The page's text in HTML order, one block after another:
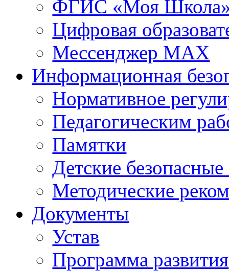
ФГИС «Моя
Цифровая
Мессенджер MAX
Информационная
Нормативное
Педагогическим
Памятки
Детские
Методические
Документы
Устав
Программа развития